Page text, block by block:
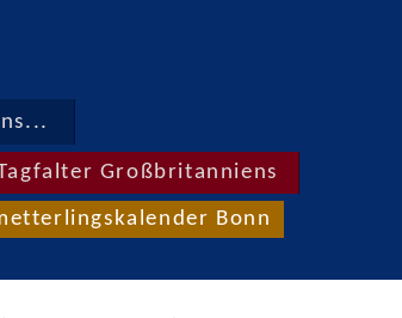
Großbritanniens
Bonn